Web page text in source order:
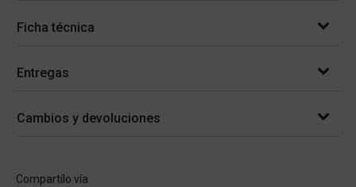
Ficha técnica
Entregas
Cambios y devoluciones
Compartílo vía